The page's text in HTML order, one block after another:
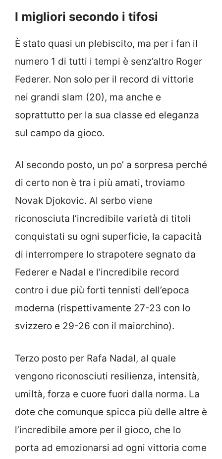
I migliori secondo i tifosi
È stato quasi un plebiscito, ma per i fan il
numero 1 di tutti i tempi è senz’altro Roger
Federer. Non solo per il record di vittorie
nei grandi slam (20), ma anche e
soprattutto per la sua classe ed eleganza
sul campo da gioco.
Al secondo posto, un po’ a sorpresa perché
di certo non è tra i più amati, troviamo
Novak Djokovic. Al serbo viene
riconosciuta l’incredibile varietà di titoli
conquistati su ogni superficie, la capacità
di interrompere lo strapotere segnato da
Federer e Nadal e l’incredibile record
contro i due più forti tennisti dell’epoca
moderna (rispettivamente 27-23 con lo
svizzero e 29-26 con il maiorchino).
Terzo posto per Rafa Nadal, al quale
vengono riconosciuti resilienza, intensità,
umiltà, forza e cuore fuori dalla norma. La
dote che comunque spicca più delle altre è
l’incredibile amore per il gioco, che lo
porta ad emozionarsi ad ogni vittoria come